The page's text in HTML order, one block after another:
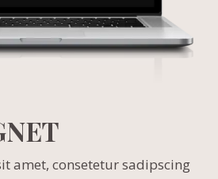
amet, consetetur sadipscing